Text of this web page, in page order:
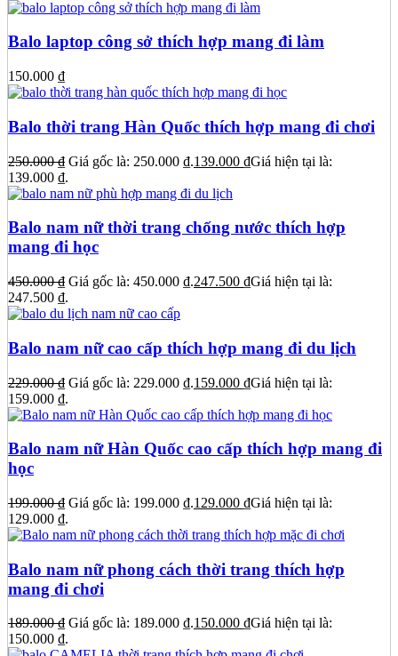
Balo laptop công sở thích hợp mang đi làm
150.000 ₫
Balo thời trang Hàn Quốc thích hợp mang đi chơi
250.000₫ Giá gốc là: 250.000 ₫.139.000 ₫Giá hiện tại là:
139.000 ₫.
Balo nam nữ thời trang chống nước thích hợp
mang đi học
450.000₫ Giá gốc là: 450.000 ₫.247.500 ₫Giá hiện tại là:
247.500 ₫.
Balo nam nữ cao cấp thích hợp mang đi du lịch
229.000₫ Giá gốc là: 229.000 ₫.159.000 ₫Giá hiện tại là:
159.000 ₫.
Balo nam nữ Hàn Quốc cao cấp thích hợp mang đi
học
199.000₫ Giá gốc là: 199.000 ₫.129.000 ₫Giá hiện tại là:
129.000 ₫.
Balo nam nữ phong cách thời trang thích hợp
mang đi chơi
189.000₫ Giá gốc là: 189.000 ₫.150.000 ₫Giá hiện tại là:
150.000 ₫.